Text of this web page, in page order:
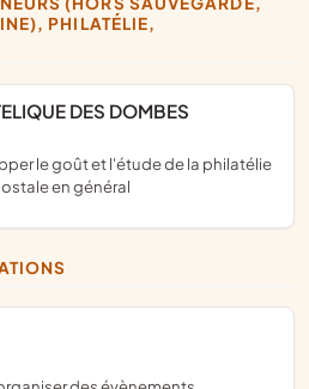
PHILATÉLIE,
DES DOMBES
en général